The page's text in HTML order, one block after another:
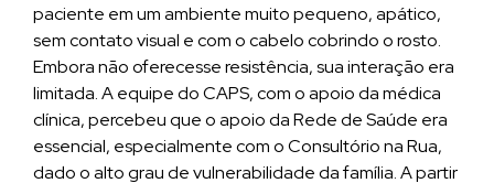
paciente em um ambiente muito pequeno, apático,
sem contato visual e com o cabelo cobrindo o rosto.
Embora não oferecesse resistência, sua interação era
limitada. A equipe do CAPS, com o apoio da médica
clínica, percebeu que o apoio da Rede de Saúde era
essencial, especialmente com o Consultório na Rua,
dado o alto grau de vulnerabilidade da família. A partir